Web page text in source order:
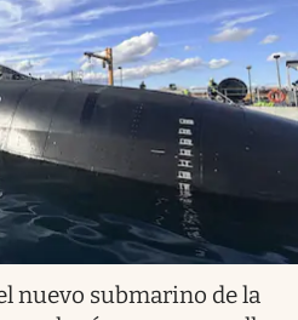
nuevo submarino de la